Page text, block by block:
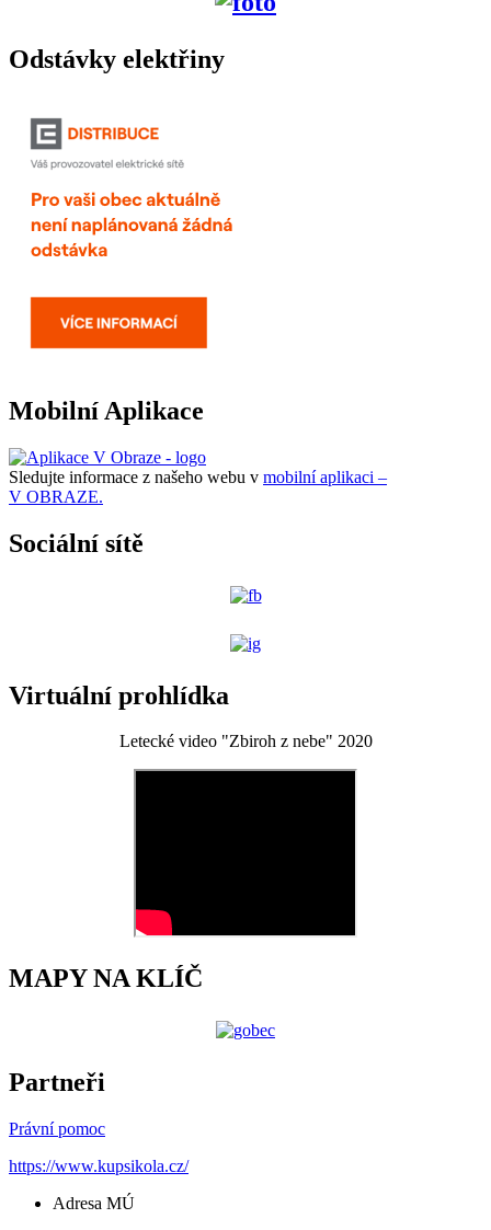
Odstávky elektřiny
Mobilní Aplikace
Sledujte informace z našeho webu v mobilní aplikaci –
V OBRAZE.
Sociální sítě
Virtuální prohlídka
Letecké video "Zbiroh z nebe" 2020
MAPY NA KLÍČ
Partneři
Právní pomoc
https://www.kupsikola.cz/
Adresa MÚ